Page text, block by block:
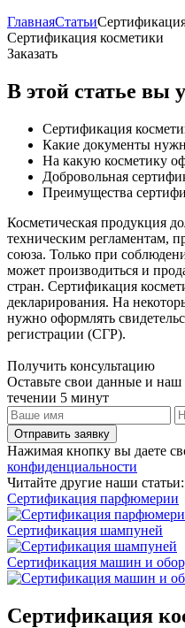
ГлавнаяСтатьи
Сертификация косметики
Заказать
В этой статье вы
Сертификация
Какие документы
На какую косметику
Добровольная
Преимущества
Косметическая продукция
техническим регламентам,
союза. Только при
может производиться и
стран. Сертификация
декларирования. На
нужно оформлять
регистрации (СГР).
Получить консультацию
Оставьте свои данные и
течении 5 минут
Отправить заявку
Нажимая кнопку вы даете
конфиденциальности
Читайте другие наши статьи:
Сертификация парфюмерии
Сертификация шампуней
Сертификация машин и
Сертификация